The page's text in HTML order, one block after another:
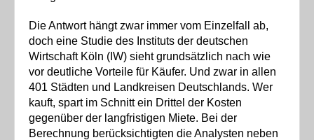
Die Antwort hängt zwar immer vom Einzelfall ab,
doch eine Studie des Instituts der deutschen
Wirtschaft Köln (IW) sieht grundsätzlich nach wie
vor deutliche Vorteile für Käufer. Und zwar in allen
401 Städten und Landkreisen Deutschlands. Wer
kauft, spart im Schnitt ein Drittel der Kosten
gegenüber der langfristigen Miete. Bei der
Berechnung berücksichtigten die Analysten neben